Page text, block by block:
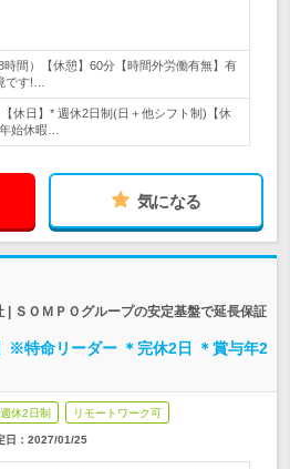
時間）【休憩】60分【時間外労働有無】有
です!…
休日】* 週休2日制(日＋他シフト制)【休
始休暇…
気になる
| ＳＯＭＰＯグループの安定基盤で延長保証
特命リーダー ＊完休2日 ＊賞与年2
休2日制 リモートワーク可
日： 2027/01/25